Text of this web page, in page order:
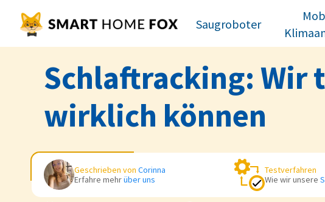
Saugroboter
Schlaftracking: Wir
wirklich können
Geschrieben von Corinna
Erfahre mehrüber uns
Testverfahren
Wie wir unsere